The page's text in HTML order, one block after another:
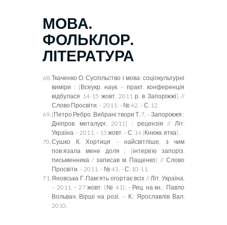
МОВА.
ФОЛЬКЛОР.
ЛІТЕРАТУРА
Ткаченко О. Суспільство і мова: соціокультурні
виміри : [Всеукр. наук. – практ. конференція
відбулася 14-15 жовт. 2011 р. в Запоріжжі] //
Слово Просвіти. – 2011. – № 42. – С. 12.
[Петро Ребро. Вибрані твори Т. 7. – Запоріжжя :
Дніпров. металург, 2011 ] : рецензія // Літ.
Україна. – 2011. – 13 жовт. – С. 14 (Книжк. ятка).
Сушко К. Хортиця – найсвітліше, з чим
пов'язала мене доля : [інтерв’ю запоріз.
письменника / записав м. Пащенко] // Слово
Просвіти. – 2011. – № 43. – С. 10-11.
Яновська Г. Пам'ять огортає всіх // Літ. Україна.
– 2011. – 27 жовт. (№ 41). – Рец. на кн..: Павло
Вольвач. Вірші на розі. – К.: Ярославлів Вал,
2010.